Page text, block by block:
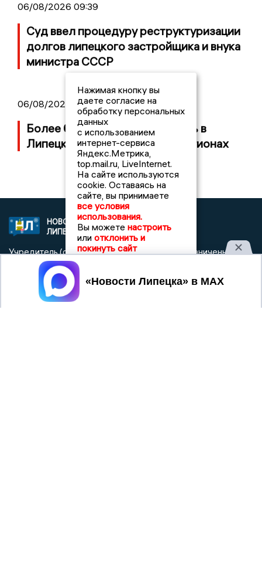
06/08/2026 09:39
Суд ввел процедуру реструктуризации
долгов липецкого застройщика и внука
министра СССР
06/08/2026 09:01
Более 600 БПЛА сбили за ночь в
Липецкой области и еще 18 регионах
НОВОСТИ
ЛИПЕЦКА
2021 © NEWSLIPETSK.RU | СИ
«Новости Липецка»
Учредитель (соучредители): Общество с ограниченной
ответственностью «РЕГИОНАЛЬНЫЕ НОВОСТИ» (ОГРН
1107154017354)
Главный редактор: Герцог Е.Г.
Нажимая кнопку вы
даете согласие на
обработку персональных
данных
с использованием
интернет-сервиса
Яндекс.Метрика,
top.mail.ru, LiveInternet.
На сайте используются
cookie. Оставаясь на
сайте, вы принимаете
все условия
использования.
Вы можете настроить
или отклонить и
покинуть сайт
Принять